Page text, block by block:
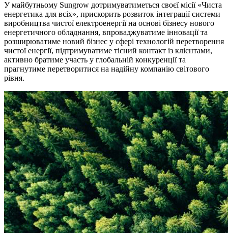
У майбутньому Sungrow дотримуватиметься своєї місії «Чиста
енергетика для всіх», прискорить розвиток інтеграції системи
виробництва чистої електроенергії на основі бізнесу нового
енергетичного обладнання, впроваджуватиме інновації та
розширюватиме новий бізнес у сфері технологій перетворення
чистої енергії, підтримуватиме тісний контакт із клієнтами,
активно братиме участь у глобальній конкуренції та
прагнутиме перетворитися на надійну компанію світового
рівня.